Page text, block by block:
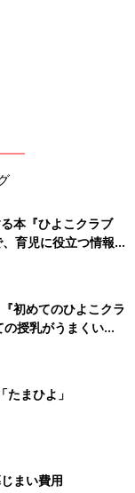
本『ひよこクラブ
育児に役立つ情報が
初めてのひよこクラ
授乳がうまくい
のトラブル 解決テ
まひよ」
まい費用